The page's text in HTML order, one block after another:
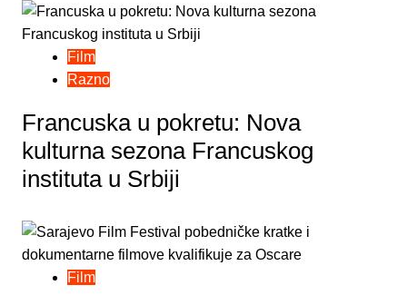
Film
Razno
Francuska u pokretu: Nova
kulturna sezona Francuskog
instituta u Srbiji
Film